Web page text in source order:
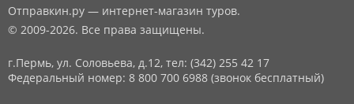
Отправкин.ру — интернет-магазин туров.
© 2009-2026. Все права защищены.
г.Пермь, ул. Соловьева, д.12, тел: (342) 255 42 17
Федеральный номер: 8 800 700 6988 (звонок бесплатный)